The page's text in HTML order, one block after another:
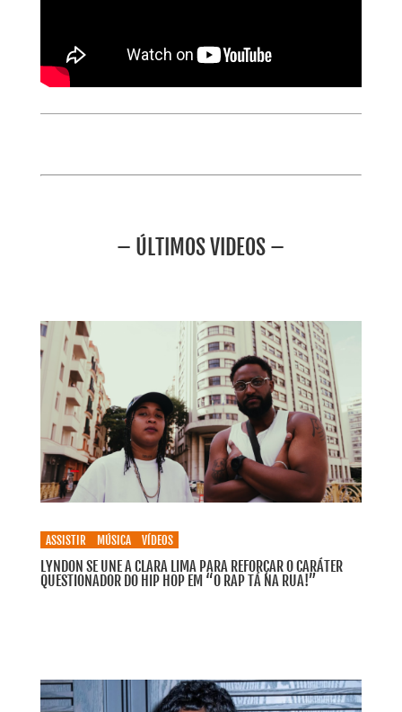
– ÚLTIMOS VIDEOS –
ASSISTIR MÚSICA VÍDEOS
LYNDON SE UNE A CLARA LIMA PARA REFORÇAR O CARÁTER
QUESTIONADOR DO HIP HOP EM “O RAP TÁ NA RUA!”